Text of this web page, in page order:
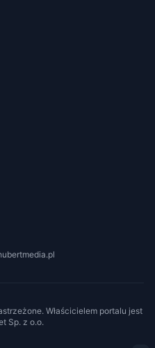
Właścicielem portalu jest
Sp. z o.o.